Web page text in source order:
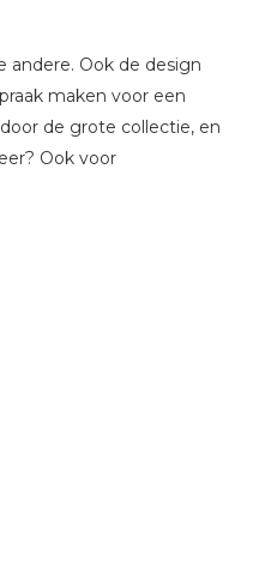
andere. Ook de design
maken voor een
de grote collectie, en
Ook voor